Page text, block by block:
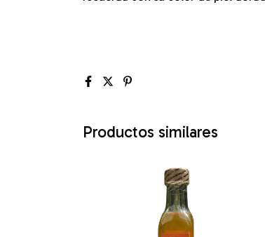
Productos similares